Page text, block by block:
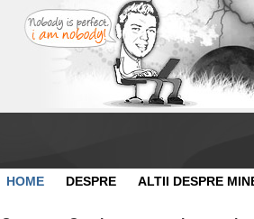
HOME DESPRE ALTII DESPRE